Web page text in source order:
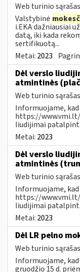
Web turinio sąrašas
Valstybinė
i.EKA dažniausiai
datą, iki kada
sertifikuotą...
Metai: 2023
Dėl verslo
atmintinės
Web turinio sąrašas
Informuojame,
https://
liudijimai
Metai: 2023
Dėl verslo
atmintinės
Web turinio sąrašas
Informuojame,
https://
liudijimai
Metai: 2023
Dėl LR pelno
Web turinio sąrašas
Informuojame, kad
gruodžio 15 d.